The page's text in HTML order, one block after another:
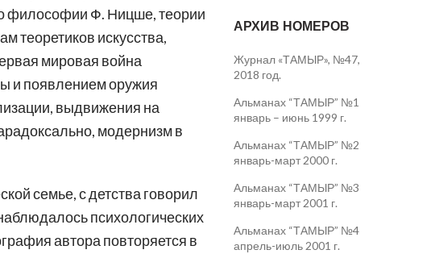
философии Ф. Ницше, теории
теоретиков искусства,
мировая война
и появлением оружия
выдвижения на
модернизм в
семье, с детства говорил
психологических
автора повторяется в
АРХИВ НОМЕРОВ
Журнал «ТАМЫР», №47,
2018 год.
Альманах “ТАМЫР” №1
январь – июнь 1999 г.
Альманах “ТАМЫР” №2
январь-март 2000 г.
Альманах “ТАМЫР” №3
январь-март 2001 г.
Альманах “ТАМЫР” №4
апрель-июль 2001 г.